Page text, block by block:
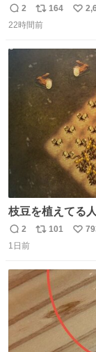
番の「設楽の女
返
信
2
リ
ポ
数
164
い
数
22時間前
枝豆を植えてる
穫できる状態で
穫したら普通に
返
信
2
リ
ト
101
い
数
1日前